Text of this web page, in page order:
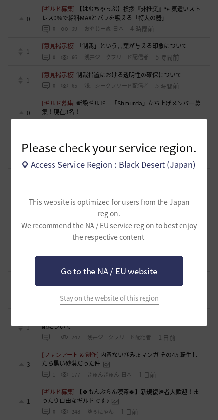
Please check your service region.
Access Service Region : Black Desert (Japan)
This website is optimized for users from the Japan
region.
We recommend the NA / EU service region to best enjoy
the respective content.
Go to the NA / EU website
Stay on the website of this region
0
[ギルド募集]
【はむちゃっぷ】挨拶『非推奨』🐾 気遣いスト
レス0%で給料MAXとバフを吸える「特大の器」
0 39 おやじーぬ-日本 4 時間前
1
[意見掲示板] 「制裁」という言葉が与える印象について
0 66 浅井ジークフリード配信者 5 時間前
1
[意見掲示板]制裁措置における透明性の確保について
0 65 浅井ジークフリード配信者 5 時間前
0
[ギルド募集]新設ギルド 「Shmurda」立ち上げメンバー募
集！現在3名！
0
報・情報開示について（提案）
98 浅井ジークフリード配信者 12 時間前
0
[ギルド募集] ◇🔶【SOLATIO】メンバー募集!新規復帰者さん
0 190 たりほー-日本 21 時間前
【夢の結びめ】ワイワイ楽しめるメンバー募集
194 xマキナx-日本 21 時間前
1
応について
1 242 浅井ジークフリード配信者 1 日前
3
[ファンアート & 創作] 内容ないびみょマンガ その45 転生し
たら黒い砂漠だった件
1 177 きゅんきゅん-日本 1 日前
1
[ギルド募集]
【🍀もんぶらん喫茶🍀】新規復帰者大歓迎！ま
ったり自由なギルドです♪
0 248 ゆぅにゃん 1 日前